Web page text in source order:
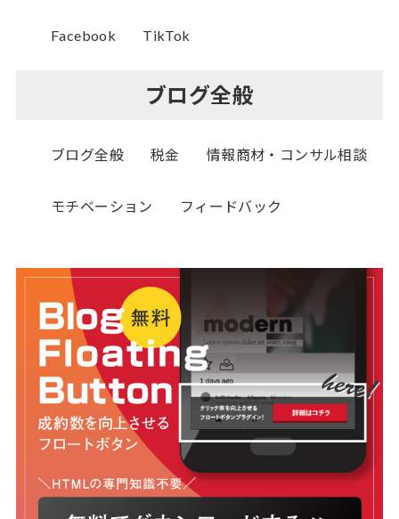
Facebook TikTok
ブログ全般
ブログ全般 税金 情報商材・コンサル相談
モチベーション フィードバック